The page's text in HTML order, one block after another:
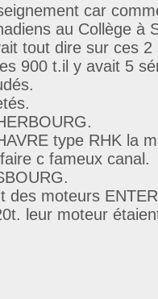
car
au Collège à
tout dire sur ces
900 t.il y avait 5
type RHK la
c fameux canal.
des moteurs
leur moteur